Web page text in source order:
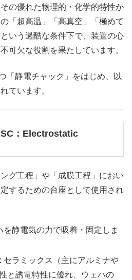
の優れた物理的・化学的特性か
「超高温」「高真空」「極めて
いう過酷な条件下で、装置の心
可欠な役割を果たしています。
「静電チャック」をはじめ、以
ています。
：Electrostatic
グ工程」や「成膜工程」におい
するための台座として使用され
を静電気の力で吸着・固定しま
セラミックス（主にアルミナや
と誘電特性に優れ、ウェハの